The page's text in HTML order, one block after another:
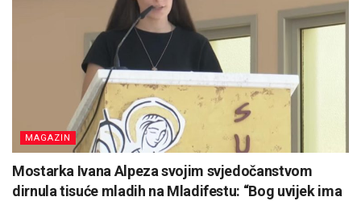
MAGAZIN
Mostarka Ivana Alpeza svojim svjedočanstvom
dirnula tisuće mladih na Mladifestu: “Bog uvijek ima